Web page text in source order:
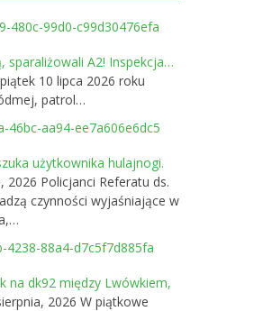
sparaliżowali A2! Inspekcja…
10 lipca 2026 roku
patrol…
użytkownika hulajnogi.
2026 Policjanci Referatu ds.
czynności wyjaśniające w
na dk92 między Lwówkiem,
2026 W piątkowe